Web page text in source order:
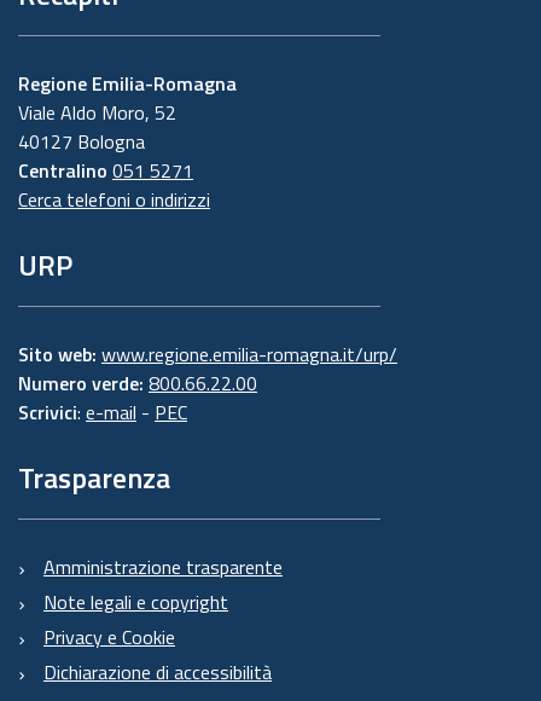
Regione Emilia-Romagna
Viale Aldo Moro, 52
40127 Bologna
Centralino 051 5271
Cerca telefoni o indirizzi
URP
Sito web: www.regione.emilia-romagna.it/urp/
Numero verde: 800.66.22.00
Scrivici: e-mail - PEC
Trasparenza
Amministrazione trasparente
Note legali e copyright
Privacy e Cookie
Dichiarazione di accessibilità